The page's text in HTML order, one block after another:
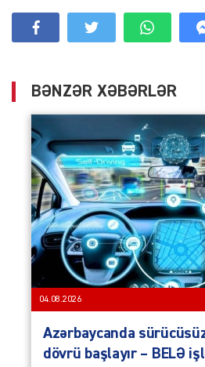
BƏNZƏR XƏBƏRLƏR
04.08.2026
Azərbaycanda
dövrü başlayır – BELƏ